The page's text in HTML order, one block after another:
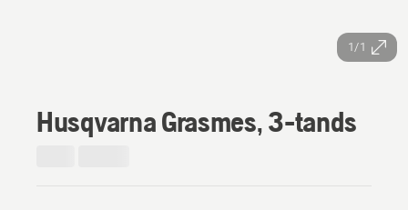
1/1
Husqvarna Grasmes, 3-tands